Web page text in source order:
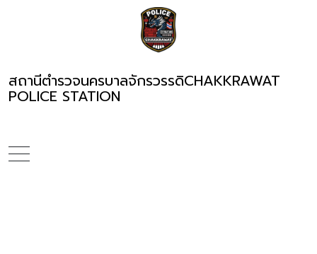
สถานีตำรวจนครบาลจักรวรรดิCHAKKRAWAT
POLICE STATION